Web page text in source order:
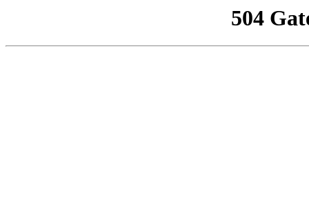
504